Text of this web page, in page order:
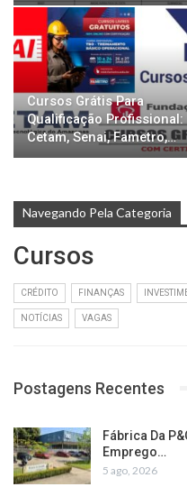
Cursos Grátis Para
Qualificação Profissional:
Cetam, Senai, Fametro,…
Navegando Pela Categoria
Cursos
CRÉDITO FINANÇAS
NOTÍCIAS VAGAS
Postagens Recentes
Fábrica Da
Emprego…
5 ago, 2026